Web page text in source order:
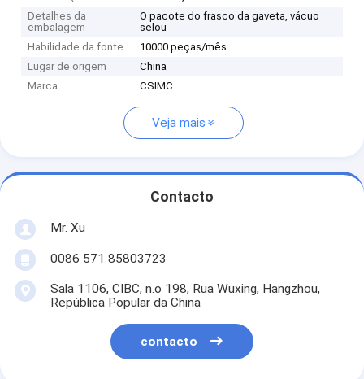
Detalhes da
embalagem
O pacote do frasco da gaveta, vácuo
selou
Habilidade da fonte
10000 peças/mês
Lugar de origem
China
Marca
CSIMC
Veja mais
Contacto
Mr. Xu
0086 571 85803723
Sala 1106, CIBC, n.o 198, Rua Wuxing, Hangzhou,
República Popular da China
contacto